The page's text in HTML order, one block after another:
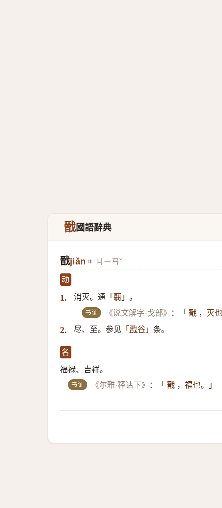
戩國語辭典
戩jiǎn ㄐㄧㄢˇ
动
1. 消灭。通 「翦」 。
书证 《说文解字·戈部》 ： 「 戬 ，灭
2. 尽、至。参见 「 戬谷 」 条。
名
福禄、吉祥。
书证 《尔雅·释诂下》 ： 「 戬 ，福也。」